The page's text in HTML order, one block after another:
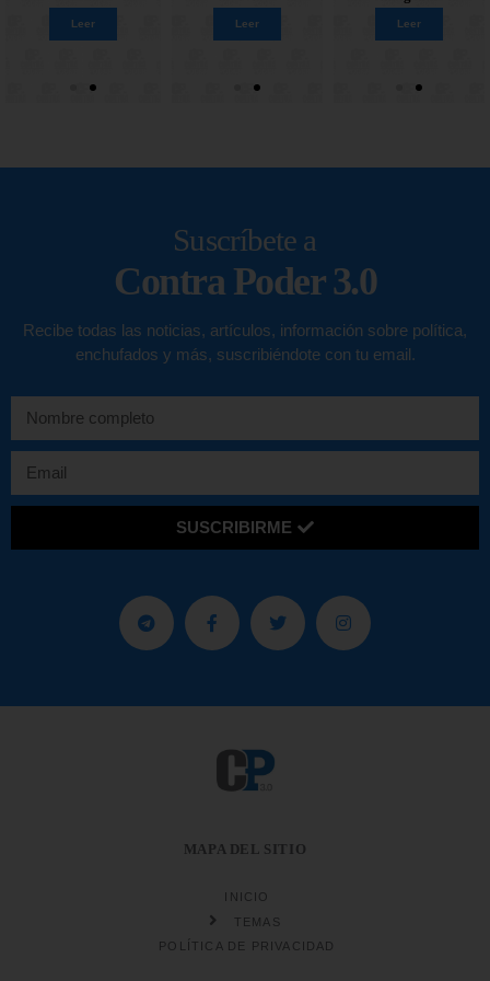
Leer
Leer Leer
Leer Leer
Suscríbete a
Contra Poder 3.0
Recibe todas las noticias, artículos, información sobre política,
enchufados y más, suscribiéndote con tu email.
SUSCRIBIRME
MAPA DEL SITIO
INICIO
TEMAS
POLÍTICA DE PRIVACIDAD